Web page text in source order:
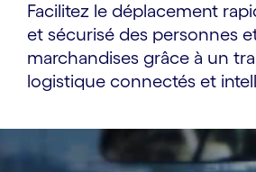
Facilitez le déplacement
et sécurisé des personnes
marchandises grâce à un
logistique connectés et